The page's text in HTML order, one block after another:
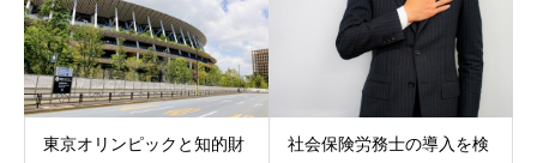
東京オリンピックと知的財
社会保険労務士の導入を検